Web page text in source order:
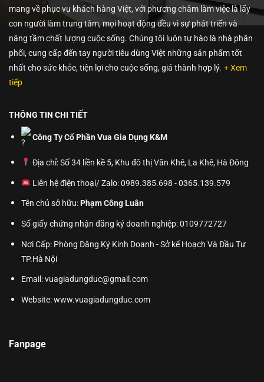
mang về phục vụ khách hàng Việt, với phương châm làm việc là lấy
con người làm trung tâm, mọi hoạt động đều vì sự phát triển và
nâng tầm chất lượng cuộc sống. Chúng tôi luôn tự hào là nhà phân
phối, cung cấp đến tay người tiêu dùng Việt những sản phẩm tốt
nhất cho sức khỏe, tiện lợi cho cuộc sống, giá thành hợp lý. + Xem
tiếp
THÔNG TIN CHI TIẾT
Công Ty Cổ Phần Vua Gia Dụng K&M
Địa chỉ: Số 34 liền kề 5, Khu đô thị Văn Khê, La Khê, Hà Đông
Liên hệ điện thoại/ Zalo: 0989.385.698 - 0365.139.579
Tên chủ sở hữu:Phạm Công Luân
Số giấy chứng nhận đăng ký doanh nghiệp: 0109772727
Nơi Cấp: Phòng Đăng Ký Kinh Doanh - Sở kế Hoạch Và Đầu Tư
TP.Hà Nội
Email: vuagiadungduc@gmail.com
Website:www.vuagiadungduc.com
Fanpage